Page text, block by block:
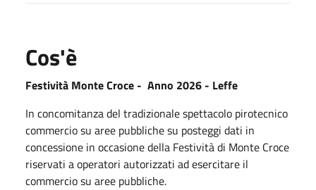
Cos'è
Festività Monte Croce - Anno 2026 - Leffe
In concomitanza del tradizionale spettacolo pirotecnico
commercio su aree pubbliche su posteggi dati in
concessione in occasione della Festività di Monte Croce
riservati a operatori autorizzati ad esercitare il
commercio su aree pubbliche.